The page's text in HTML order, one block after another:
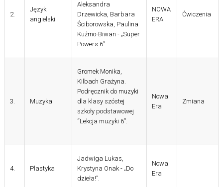
2.
Język
angielski
Aleksandra
Drzewicka, Barbara
Ściborowska, Paulina
Kuźmo-Biwan - „Super
Powers 6”.
NOWA
ERA
Ćwiczenia
3. Muzyka
Gromek Monika,
Kilbach Grażyna.
Podręcznik do muzyki
dla klasy szóstej
szkoły podstawowej
“Lekcja muzyki 6”.
Nowa
Era
Zmiana
4. Plastyka
Jadwiga Lukas,
Krystyna Onak - „Do
dzieła!”.
Nowa
Era